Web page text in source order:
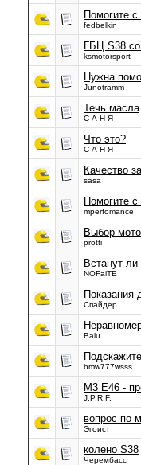
Помогите
fedbelkin
ГБЦ S38
ksmotorsport
Нужна
Junotramm
Течь масла
С А Н Я
Что это?
С А Н Я
Качество
sasa
Помогите
mperfomance
Выбор
protti
Встанут
NOFaiTE
Показания
Спайдер
Balu
bmw777wsss
M3 E46 -
J.P.R.F.
вопрос по
Эгоист
колено S38
Черембасс